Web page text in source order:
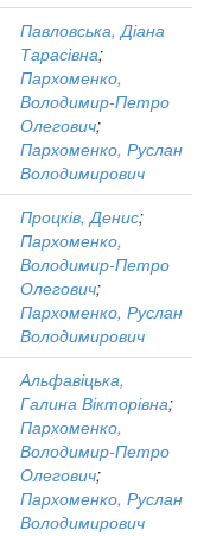
Павловська, Діана
Тарасівна;
Пархоменко,
Володимир-Петро
Олегович;
Пархоменко, Руслан
Володимирович
Процків, Денис;
Пархоменко,
Володимир-Петро
Олегович;
Пархоменко, Руслан
Володимирович
Альфавіцька,
Галина Вікторівна;
Пархоменко,
Володимир-Петро
Олегович;
Пархоменко, Руслан
Володимирович